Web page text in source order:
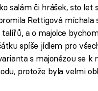
salám či hrášek, sto
Rettigová míchala
a o majolce
spíše jídlem pro
s majonézou se k
protože byla velmi